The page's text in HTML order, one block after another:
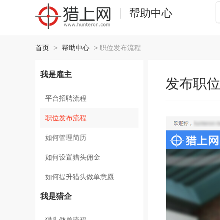
帮助中心
首页 > 帮助中心 > 职位发布流程
我是雇主
平台招聘流程
职位发布流程
如何管理简历
如何设置猎头佣金
如何提升猎头做单意愿
我是猎企
发布职